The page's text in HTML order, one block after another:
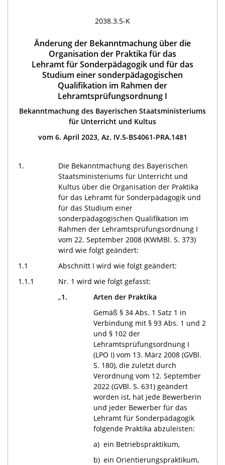
2038.3.5-K
Änderung der Bekanntmachung über die
Organisation der Praktika für das
Lehramt für Sonderpädagogik und für das
Studium einer sonderpädagogischen
Qualifikation im Rahmen der
Lehramtsprüfungsordnung I
Bekanntmachung des Bayerischen Staatsministeriums
für Unterricht und Kultus
vom 6. April 2023, Az. IV.5-BS4061-PRA.1481
1.
Die Bekanntmachung des Bayerischen
Staatsministeriums für Unterricht und
Kultus über die Organisation der Praktika
für das Lehramt für Sonderpädagogik und
für das Studium einer
sonderpädagogischen Qualifikation im
Rahmen der Lehramtsprüfungsordnung I
vom 22. September 2008 (KWMBl. S. 373)
wird wie folgt geändert:
1.1
Abschnitt I wird wie folgt geändert:
1.1.1
Nr. 1 wird wie folgt gefasst:
„1.
Arten der Praktika
Gemäß § 34 Abs. 1 Satz 1 in
Verbindung mit § 93 Abs. 1 und 2
und § 102 der
Lehramtsprüfungsordnung I
(LPO I) vom 13. März 2008 (GVBl.
S. 180), die zuletzt durch
Verordnung vom 12. September
2022 (GVBl. S. 631) geändert
worden ist, hat jede Bewerberin
und jeder Bewerber für das
Lehramt für Sonderpädagogik
folgende Praktika abzuleisten:
a) ein Betriebspraktikum,
b) ein Orientierungspraktikum,